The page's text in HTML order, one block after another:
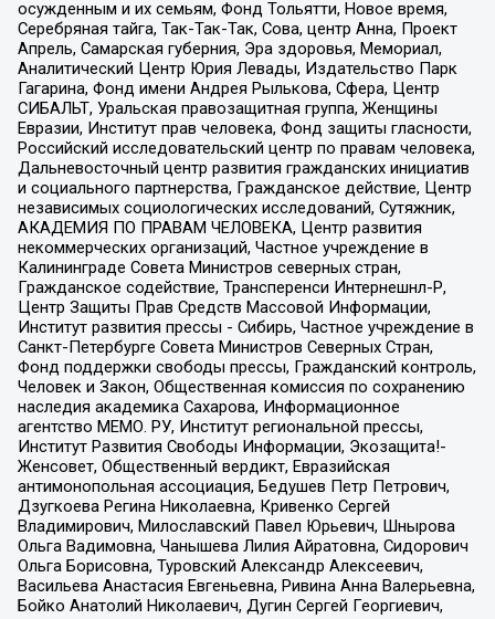
осужденным и их семьям, Фонд Тольятти, Новое время,
Серебряная тайга, Так-Так-Так, Сова, центр Анна, Проект
Апрель, Самарская губерния, Эра здоровья, Мемориал,
Аналитический Центр Юрия Левады, Издательство Парк
Гагарина, Фонд имени Андрея Рылькова, Сфера, Центр
СИБАЛЬТ, Уральская правозащитная группа, Женщины
Евразии, Институт прав человека, Фонд защиты гласности,
Российский исследовательский центр по правам человека,
Дальневосточный центр развития гражданских инициатив
и социального партнерства, Гражданское действие, Центр
независимых социологических исследований, Сутяжник,
АКАДЕМИЯ ПО ПРАВАМ ЧЕЛОВЕКА, Центр развития
некоммерческих организаций, Частное учреждение в
Калининграде Совета Министров северных стран,
Гражданское содействие, Трансперенси Интернешнл-Р,
Центр Защиты Прав Средств Массовой Информации,
Институт развития прессы - Сибирь, Частное учреждение в
Санкт-Петербурге Совета Министров Северных Стран,
Фонд поддержки свободы прессы, Гражданский контроль,
Человек и Закон, Общественная комиссия по сохранению
наследия академика Сахарова, Информационное
агентство МЕМО. РУ, Институт региональной прессы,
Институт Развития Свободы Информации, Экозащита!-
Женсовет, Общественный вердикт, Евразийская
антимонопольная ассоциация, Бедушев Петр Петрович,
Дзугкоева Регина Николаевна, Кривенко Сергей
Владимирович, Милославский Павел Юрьевич, Шнырова
Ольга Вадимовна, Чанышева Лилия Айратовна, Сидорович
Ольга Борисовна, Туровский Александр Алексеевич,
Васильева Анастасия Евгеньевна, Ривина Анна Валерьевна,
Бойко Анатолий Николаевич, Дугин Сергей Георгиевич,